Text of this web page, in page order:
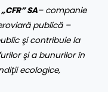
SA– companie
publică –
şi contribuie la
şi a bunurilor în
ecologice,